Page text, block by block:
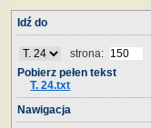
Idź do
strona:
Pobierz pełen tekst
T. 24.txt
Nawigacja